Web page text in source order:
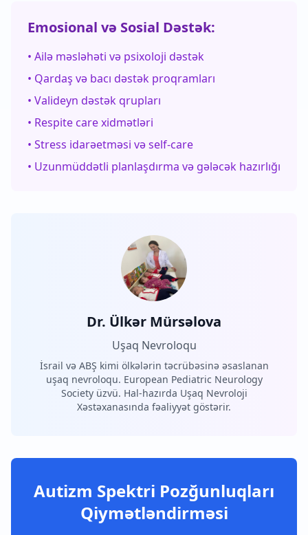
Emosional və Sosial Dəstək:
• Ailə məsləhəti və psixoloji dəstək
• Qardaş və bacı dəstək proqramları
• Valideyn dəstək qrupları
• Respite care xidmətləri
• Stress idarəetməsi və self-care
• Uzunmüddətli planlaşdırma və gələcək hazırlığı
Dr. Ülkər Mürsəlova
Uşaq Nevroloqu
İsrail və ABŞ kimi ölkələrin təcrübəsinə əsaslanan
uşaq nevroloqu. European Pediatric Neurology
Society üzvü. Hal-hazırda Uşaq Nevroloji
Xəstəxanasında fəaliyyət göstərir.
Autizm Spektri Pozğunluqları
Qiymətləndirməsi